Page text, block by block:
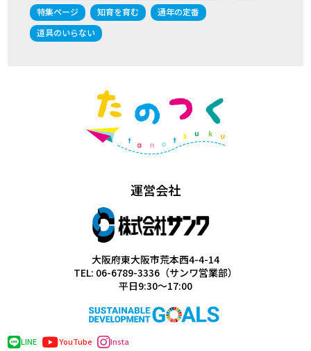
特集ページ
知育を育む
通年の定番
道具のいらない
運営会社
大阪府東大阪市荒本西4-4-14
TEL: 06-6789-3336（サンワ営業部）
平日9:30～17:00
LINE YouTube Insta